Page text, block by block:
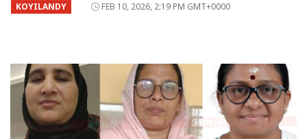
KOYILANDY FEB 10, 2026, 2:19 PM GMT+0000